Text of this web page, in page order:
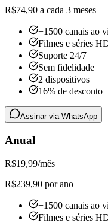
R$74,90 a cada 3 meses
+1500 canais ao
Filmes e séries
Suporte 24/7
Sem fidelidade
2 dispositivos
16% de desconto
Assinar via WhatsApp
Anual
R$19,99/mês
R$239,90 por ano
+1500 canais ao
Filmes e séries